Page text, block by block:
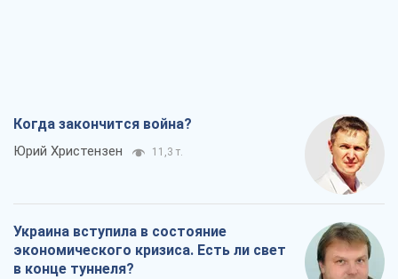
Когда закончится война?
Юрий Христензен 11,3 т.
Украина вступила в состояние
экономического кризиса. Есть ли свет
в конце туннеля?